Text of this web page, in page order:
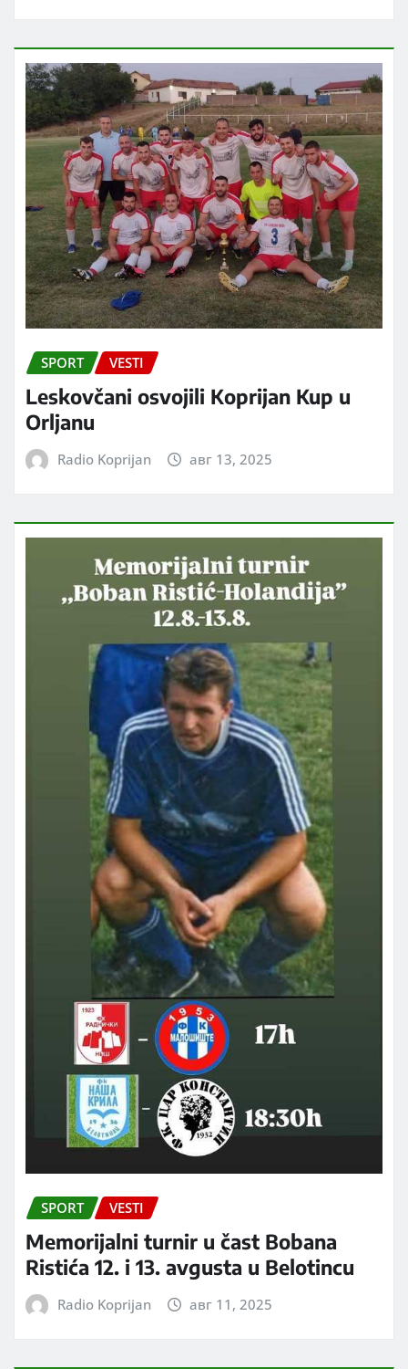
SPORT VESTI
Leskovčani osvojili Koprijan Kup u
Orljanu
Radio Koprijan авг 13, 2025
SPORT VESTI
Memorijalni turnir u čast Bobana
Ristića 12. i 13. avgusta u Belotincu
Radio Koprijan авг 11, 2025